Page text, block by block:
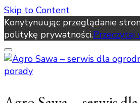
Skip to Content
Konytynuując przeglądanie
politykę prywatności.Przeczytaj